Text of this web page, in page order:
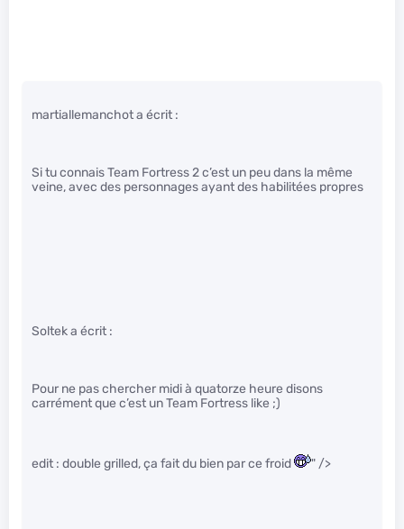
martiallemanchot a écrit :
Si tu connais Team Fortress 2 c’est un peu dans la même
veine, avec des personnages ayant des habilitées propres
Soltek a écrit :
Pour ne pas chercher midi à quatorze heure disons
carrément que c’est un Team Fortress like ;)
edit : double grilled, ça fait du bien par ce froid " />